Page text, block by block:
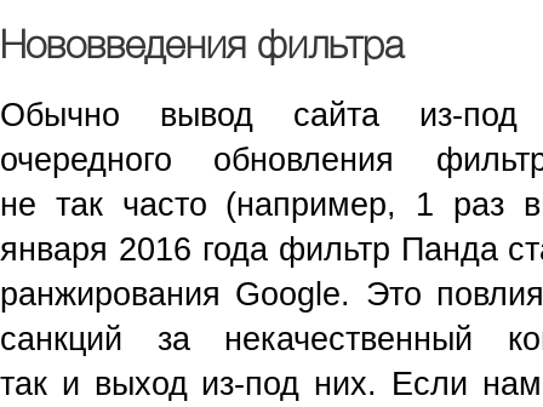
Нововведения фильтра
Обычно вывод сайта из-под
очередного обновления
не так часто (например, 1 раз
января 2016 года фильтр Панда
ранжирования Google. Это
санкций за некачественный
так и выход из-под них. Если